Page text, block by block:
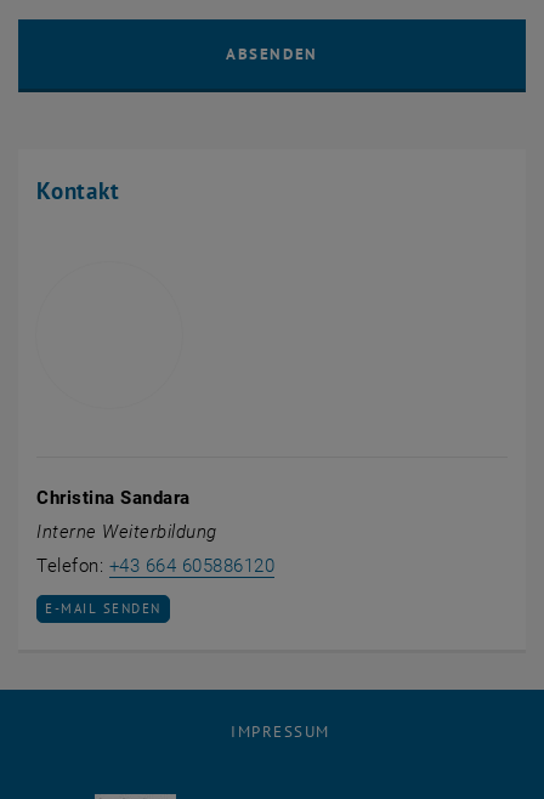
Kontakt
Christina Sandara
Interne Weiterbildung
Telefon: +43 664 605886120Christina Sandara anrufen
E-MAIL AN CHRISTINA SANDARA SENDEN
E-MAIL SENDEN
IMPRESSUM